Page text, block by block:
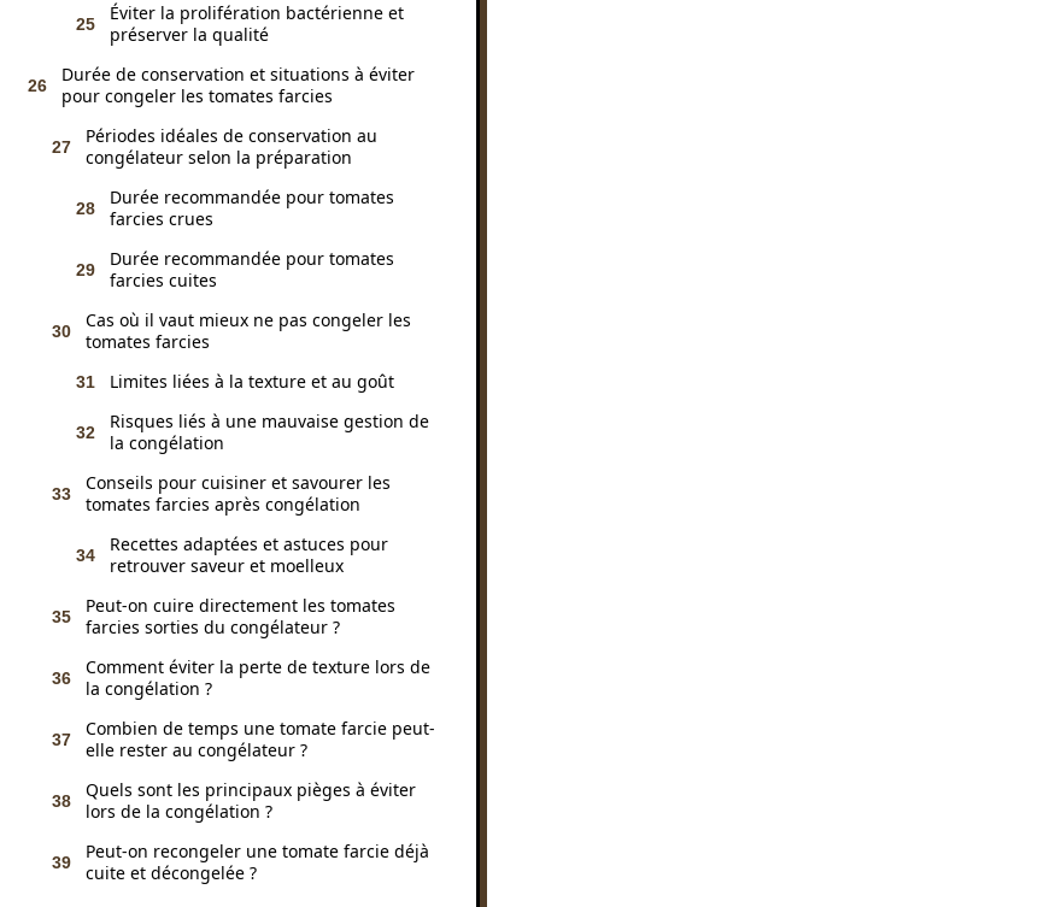
Éviter la prolifération bactérienne et
préserver la qualité
Durée de conservation et situations à éviter
pour congeler les tomates farcies
Périodes idéales de conservation au
congélateur selon la préparation
Durée recommandée pour tomates
farcies crues
Durée recommandée pour tomates
farcies cuites
Cas où il vaut mieux ne pas congeler les
tomates farcies
Limites liées à la texture et au goût
Risques liés à une mauvaise gestion de
la congélation
Conseils pour cuisiner et savourer les
tomates farcies après congélation
Recettes adaptées et astuces pour
retrouver saveur et moelleux
Peut-on cuire directement les tomates
farcies sorties du congélateur ?
Comment éviter la perte de texture lors de
la congélation ?
Combien de temps une tomate farcie peut-
elle rester au congélateur ?
Quels sont les principaux pièges à éviter
lors de la congélation ?
Peut-on recongeler une tomate farcie déjà
cuite et décongelée ?